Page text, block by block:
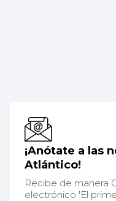
¡Anótate a las
Atlántico!
Recibe de manera
electrónico 'El